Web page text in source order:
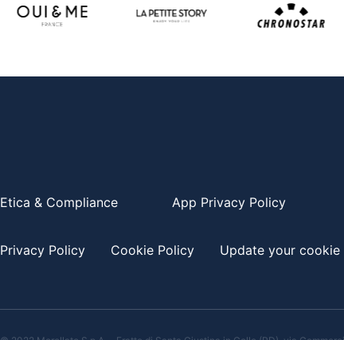
Etica & Compliance App Privacy Policy
Privacy Policy Cookie Policy Update your cookie